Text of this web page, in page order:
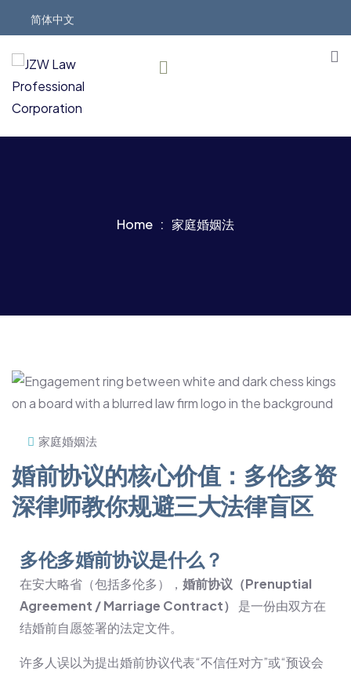
简体中文
Home 家庭婚姻法
家庭婚姻法
婚前协议的核心价值：多伦多资
深律师教你规避三大法律盲区
多伦多婚前协议是什么？
在安大略省（包括多伦多）， 婚前协议（Prenuptial
Agreement / Marriage Contract）
是一份由双方在
结婚前自愿签署的法定文件。
许多人误以为提出婚前协议代表“不信任对方”或“预设会